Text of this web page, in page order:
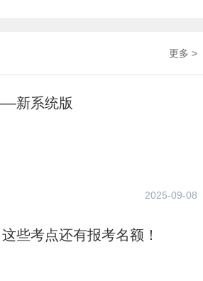
更多 >
新系统版
2025-09-08
些考点还有报考名额！